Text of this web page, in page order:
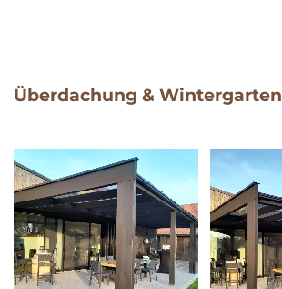
Überdachung & Wintergarten